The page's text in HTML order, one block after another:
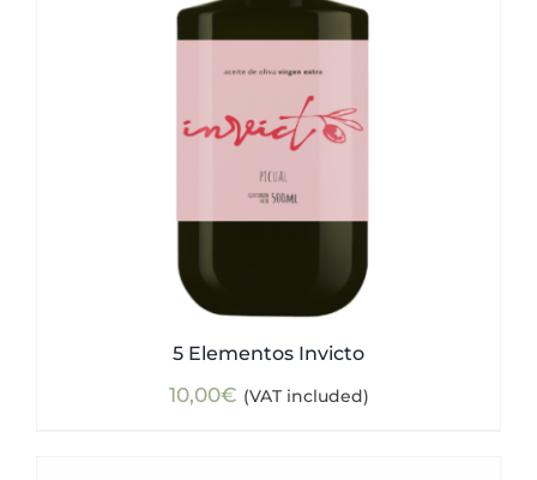
5 Elementos Invicto
10,00€ (VAT included)